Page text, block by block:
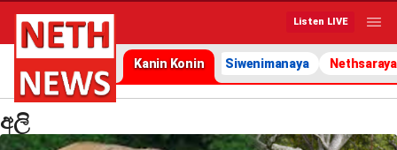
Listen LIVE
Kanin Konin Siwenimanaya Nethsaraya
අලි